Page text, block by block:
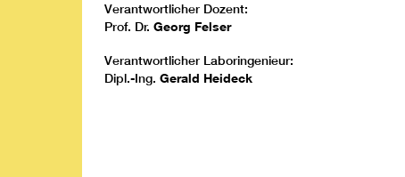
Verantwortlicher Dozent:
Prof. Dr. Georg Felser
Verantwortlicher Laboringenieur:
Dipl.-Ing. Gerald Heideck